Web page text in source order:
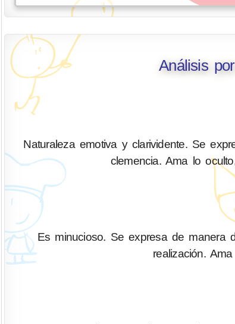
Análisis
Naturaleza emotiva y clarividente. Se
clemencia. Ama lo
Es minucioso. Se expresa de manera
realización.